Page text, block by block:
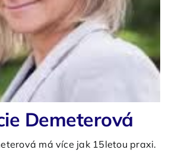
Demeterová
má více jak 15letou praxi.